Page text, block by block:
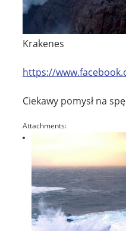
Krakenes
https://
Ciekawy pomysł na
Attachments: